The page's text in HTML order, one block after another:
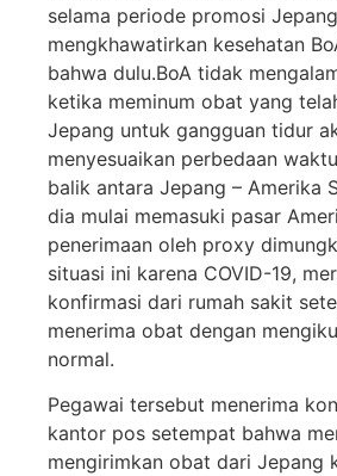
selama periode promosi
mengkhawatirkan kesehatan
bahwa dulu.BoA tidak
ketika meminum obat yang
Jepang untuk gangguan tidur
menyesuaikan perbedaan
balik antara Jepang – Amerika
dia mulai memasuki pasar
penerimaan oleh proxy
situasi ini karena COVID-19,
konfirmasi dari rumah sakit
menerima obat dengan
normal.
Pegawai tersebut menerima
kantor pos setempat bahwa
mengirimkan obat dari Jepang